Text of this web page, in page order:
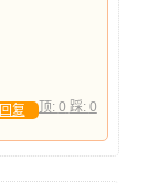
顶: 0 踩: 0
回复